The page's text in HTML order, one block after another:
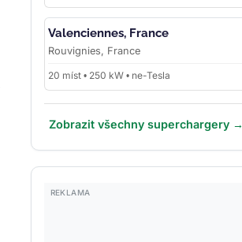
Valenciennes, France
Rouvignies, France
20 míst • 250 kW • ne-Tesla
Zobrazit všechny superchargery →